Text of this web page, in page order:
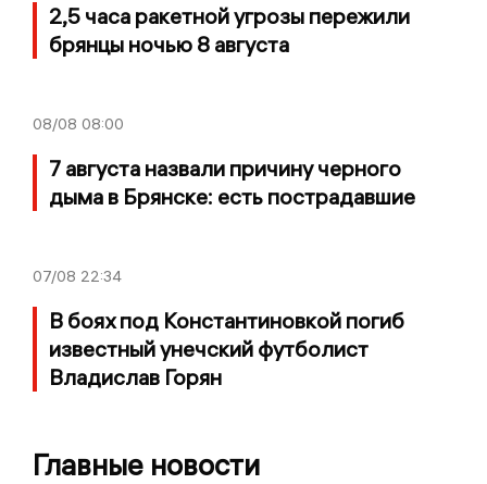
2,5 часа ракетной угрозы пережили
брянцы ночью 8 августа
08/08 08:00
7 августа назвали причину черного
дыма в Брянске: есть пострадавшие
07/08 22:34
В боях под Константиновкой погиб
известный унечский футболист
Владислав Горян
Главные новости